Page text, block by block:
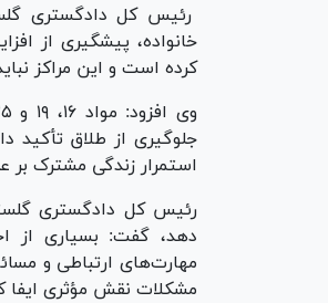
رئیس کل دادگستری
خانواده، پیشگیری از
کرده است و این مراکز
جلوگیری از طلاق
استمرار زندگی مشترک بر
رئیس کل دادگستری
دهد، گفت: بسیاری از
مهارت‌های ارتباطی و
مشکلات نقش مؤثری ایفا